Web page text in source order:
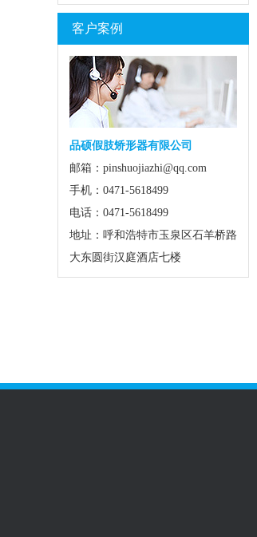
客户案例
品硕假肢矫形器有限公司
邮箱：pinshuojiazhi@qq.com
手机：0471-5618499
电话：0471-5618499
地址：呼和浩特市玉泉区石羊桥路
大东圆街汉庭酒店七楼